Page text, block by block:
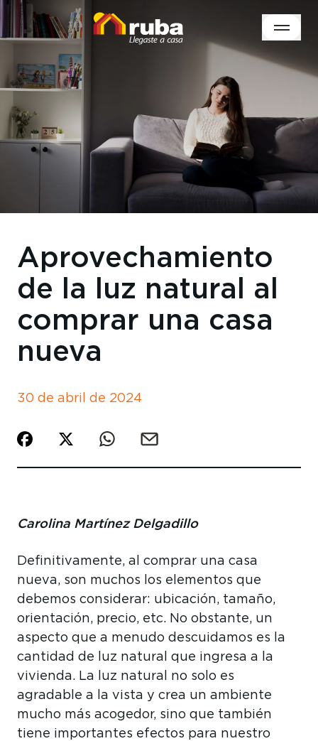
Aprovechamiento
de la luz natural al
comprar una casa
nueva
30 de abril de 2024
Carolina Martínez Delgadillo
Definitivamente, al comprar una casa
nueva, son muchos los elementos que
debemos considerar: ubicación, tamaño,
orientación, precio, etc. No obstante, un
aspecto que a menudo descuidamos es la
cantidad de luz natural que ingresa a la
vivienda. La luz natural no solo es
agradable a la vista y crea un ambiente
mucho más acogedor, sino que también
tiene importantes efectos para nuestro